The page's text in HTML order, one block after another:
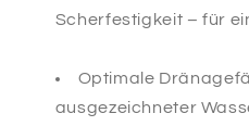
Scherfestigkeit – für
Optimale
ausgezeichneter